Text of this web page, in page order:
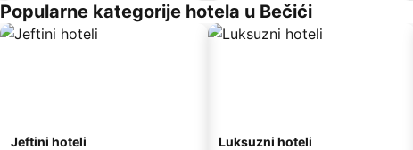
Popularne kategorije hotela u Bečići
Jeftini hoteli Luksuzni hoteli